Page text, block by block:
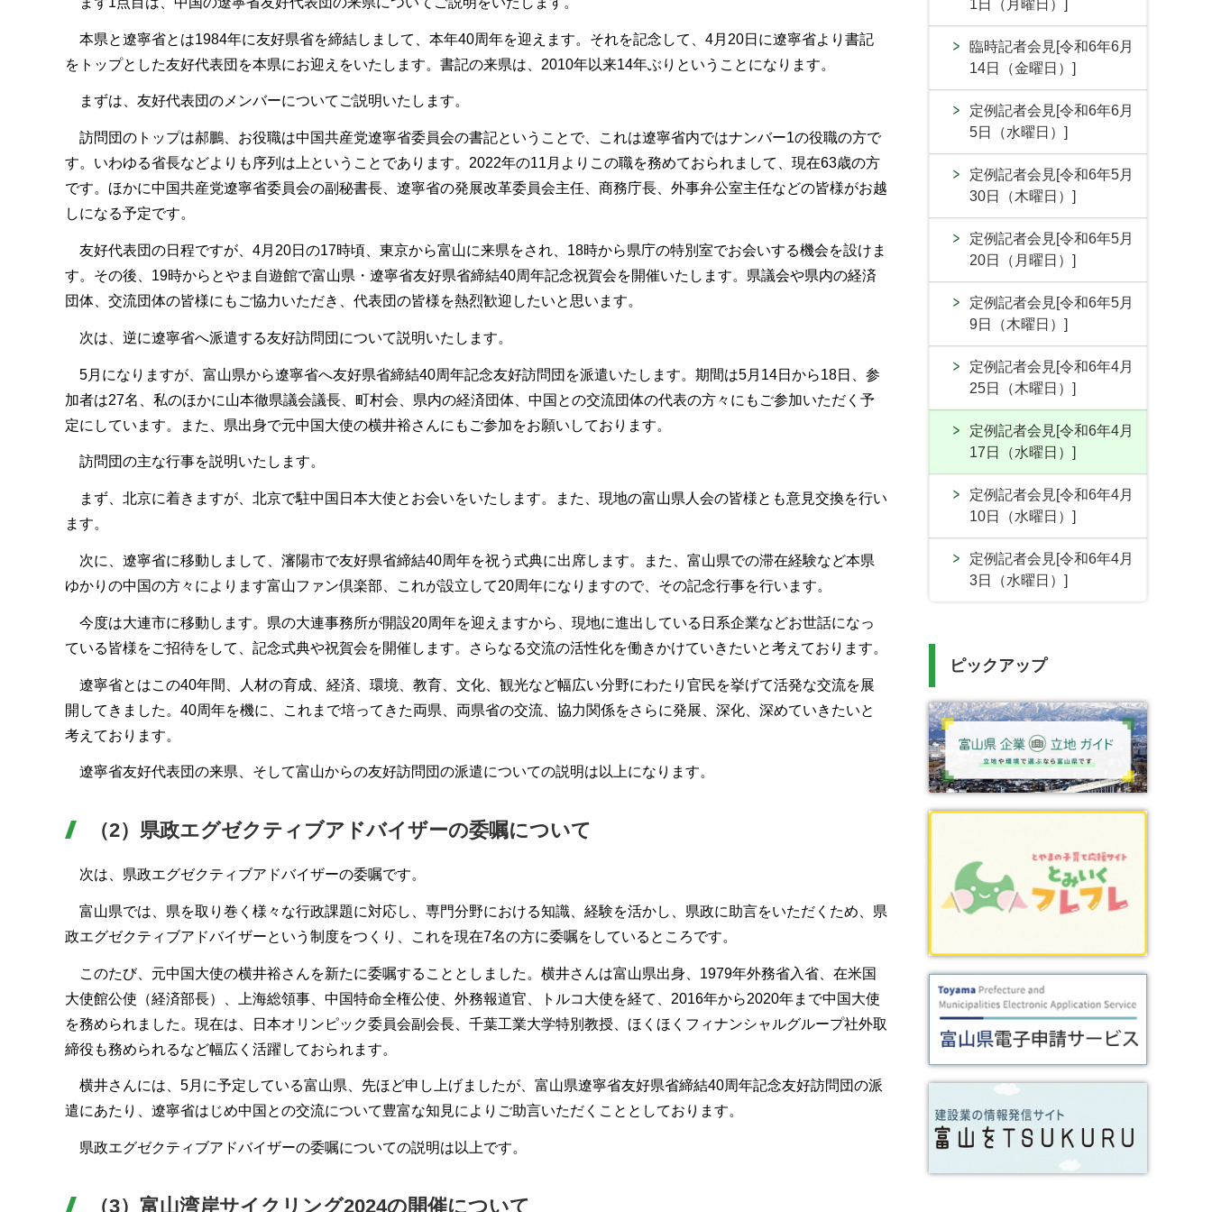
本県と遼寧省とは1984年に友好県省を締結しまして、本年40周年を迎えます。それを記念して、4月20日に遼寧省より書記
をトップとした友好代表団を本県にお迎えをいたします。書記の来県は、2010年以来14年ぶりということになります。
まずは、友好代表団のメンバーについてご説明いたします。
訪問団のトップは郝鵬、お役職は中国共産党遼寧省委員会の書記ということで、これは遼寧省内ではナンバー1の役職の方で
す。いわゆる省長などよりも序列は上ということであります。2022年の11月よりこの職を務めておられまして、現在63歳の方
です。ほかに中国共産党遼寧省委員会の副秘書長、遼寧省の発展改革委員会主任、商務庁長、外事弁公室主任などの皆様がお越
しになる予定です。
友好代表団の日程ですが、4月20日の17時頃、東京から富山に来県をされ、18時から県庁の特別室でお会いする機会を設けま
す。その後、19時からとやま自遊館で富山県・遼寧省友好県省締結40周年記念祝賀会を開催いたします。県議会や県内の経済
団体、交流団体の皆様にもご協力いただき、代表団の皆様を熱烈歓迎したいと思います。
次は、逆に遼寧省へ派遣する友好訪問団について説明いたします。
5月になりますが、富山県から遼寧省へ友好県省締結40周年記念友好訪問団を派遣いたします。期間は5月14日から18日、参
加者は27名、私のほかに山本徹県議会議長、町村会、県内の経済団体、中国との交流団体の代表の方々にもご参加いただく予
定にしています。また、県出身で元中国大使の横井裕さんにもご参加をお願いしております。
訪問団の主な行事を説明いたします。
まず、北京に着きますが、北京で駐中国日本大使とお会いをいたします。また、現地の富山県人会の皆様とも意見交換を行い
ます。
次に、遼寧省に移動しまして、瀋陽市で友好県省締結40周年を祝う式典に出席します。また、富山県での滞在経験など本県
ゆかりの中国の方々によります富山ファン倶楽部、これが設立して20周年になりますので、その記念行事を行います。
今度は大連市に移動します。県の大連事務所が開設20周年を迎えますから、現地に進出している日系企業などお世話になっ
ている皆様をご招待をして、記念式典や祝賀会を開催します。さらなる交流の活性化を働きかけていきたいと考えております。
遼寧省とはこの40年間、人材の育成、経済、環境、教育、文化、観光など幅広い分野にわたり官民を挙げて活発な交流を展
開してきました。40周年を機に、これまで培ってきた両県、両県省の交流、協力関係をさらに発展、深化、深めていきたいと
考えております。
遼寧省友好代表団の来県、そして富山からの友好訪問団の派遣についての説明は以上になります。
（2）県政エグゼクティブアドバイザーの委嘱について
次は、県政エグゼクティブアドバイザーの委嘱です。
富山県では、県を取り巻く様々な行政課題に対応し、専門分野における知識、経験を活かし、県政に助言をいただくため、県
政エグゼクティブアドバイザーという制度をつくり、これを現在7名の方に委嘱をしているところです。
このたび、元中国大使の横井裕さんを新たに委嘱することとしました。横井さんは富山県出身、1979年外務省入省、在米国
大使館公使（経済部長）、上海総領事、中国特命全権公使、外務報道官、トルコ大使を経て、2016年から2020年まで中国大使
を務められました。現在は、日本オリンピック委員会副会長、千葉工業大学特別教授、ほくほくフィナンシャルグループ社外取
締役も務められるなど幅広く活躍しておられます。
横井さんには、5月に予定している富山県、先ほど申し上げましたが、富山県遼寧省友好県省締結40周年記念友好訪問団の派
遣にあたり、遼寧省はじめ中国との交流について豊富な知見によりご助言いただくこととしております。
県政エグゼクティブアドバイザーの委嘱についての説明は以上です。
（3）富山湾岸サイクリング2024の開催について
1日（月曜日）]
臨時記者会見[令和6年6月
14日（金曜日）]
定例記者会見[令和6年6月
5日（水曜日）]
定例記者会見[令和6年5月
30日（木曜日）]
定例記者会見[令和6年5月
20日（月曜日）]
定例記者会見[令和6年5月
9日（木曜日）]
定例記者会見[令和6年4月
25日（木曜日）]
定例記者会見[令和6年4月
17日（水曜日）]
定例記者会見[令和6年4月
10日（水曜日）]
定例記者会見[令和6年4月
3日（水曜日）]
ピックアップ